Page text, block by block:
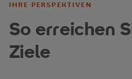
Ihre Inhalte
Grundlagen des
IHRE PERSPEKTIVEN
So erreichen
Ziele